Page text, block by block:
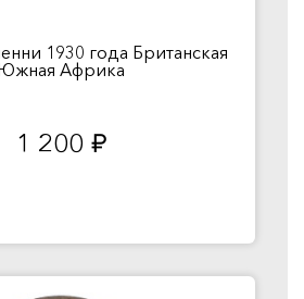
1930 года Британская
Африка
1 200 руб.